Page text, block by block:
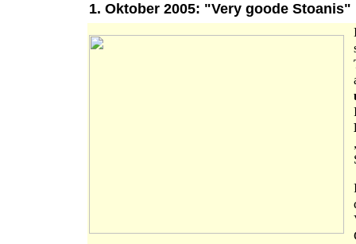
1. Oktober 2005: "Very goode